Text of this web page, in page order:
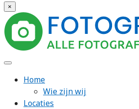
×
Home
Wie zijn wij
Locaties